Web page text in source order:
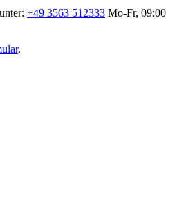
+49 3563 512333 Mo-Fr, 09:00
.